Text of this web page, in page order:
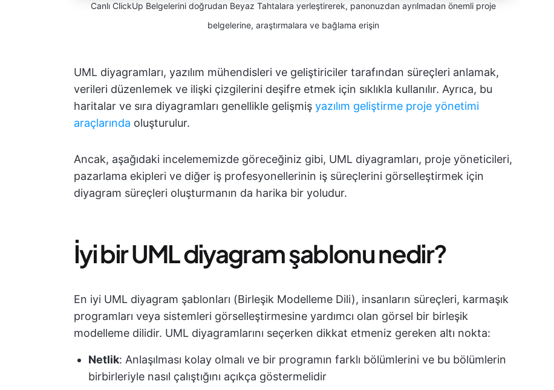
Canlı ClickUp Belgelerini doğrudan Beyaz Tahtalara yerleştirerek, panonuzdan ayrılmadan önemli proje
belgelerine, araştırmalara ve bağlama erişin
UML diyagramları, yazılım mühendisleri ve geliştiriciler tarafından süreçleri anlamak,
verileri düzenlemek ve ilişki çizgilerini deşifre etmek için sıklıkla kullanılır. Ayrıca, bu
haritalar ve sıra diyagramları genellikle gelişmiş yazılım geliştirme proje yönetimi
araçlarında oluşturulur.
Ancak, aşağıdaki incelememizde göreceğiniz gibi, UML diyagramları, proje yöneticileri,
pazarlama ekipleri ve diğer iş profesyonellerinin iş süreçlerini görselleştirmek için
diyagram süreçleri oluşturmanın da harika bir yoludur.
İyi bir UML diyagram şablonu nedir?
En iyi UML diyagram şablonları (Birleşik Modelleme Dili), insanların süreçleri, karmaşık
programları veya sistemleri görselleştirmesine yardımcı olan görsel bir birleşik
modelleme dilidir. UML diyagramlarını seçerken dikkat etmeniz gereken altı nokta:
Netlik: Anlaşılması kolay olmalı ve bir programın farklı bölümlerini ve bu bölümlerin
birbirleriyle nasıl çalıştığını açıkça göstermelidir